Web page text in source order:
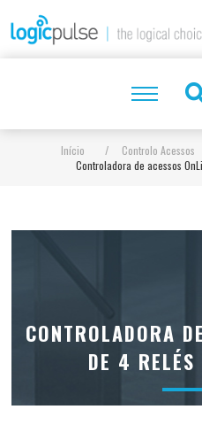
Início / Controlo Acessos
Controladora de acessos
CONTROLADORA
DE 4